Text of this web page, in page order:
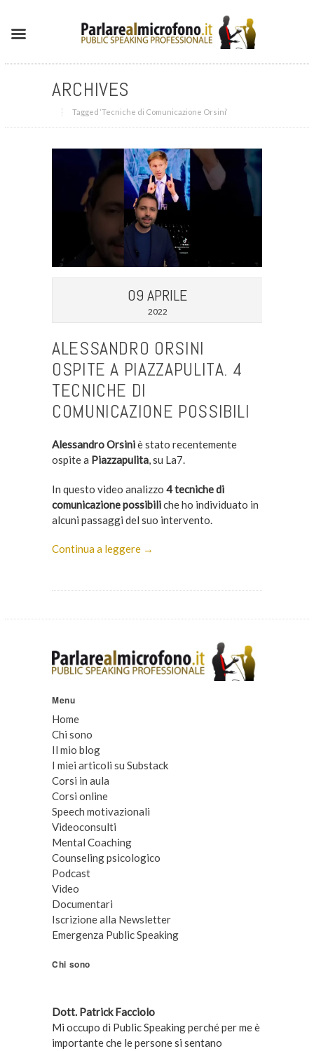
ARCHIVES
Tagged ‘Tecniche di Comunicazione Orsini‘
09 APRILE
2022
ALESSANDRO ORSINI
OSPITE A PIAZZAPULITA. 4
TECNICHE DI
COMUNICAZIONE POSSIBILI
Alessandro Orsiniè stato recentemente
ospite a Piazzapulita, su La7.
In questo video analizzo 4 tecniche di
comunicazione possibiliche ho individuato in
alcuni passaggi del suo intervento.
Continua a leggere →
Menu
Home
Chi sono
Il mio blog
I miei articoli su Substack
Corsi in aula
Corsi online
Speech motivazionali
Videoconsulti
Mental Coaching
Counseling psicologico
Podcast
Video
Documentari
Iscrizione alla Newsletter
Emergenza Public Speaking
Chi sono
Dott. Patrick Facciolo
Mi occupo di Public Speaking perché per me è
importante che le persone si sentano